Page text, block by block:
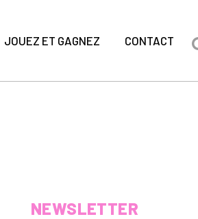
JOUEZ ET GAGNEZ CONTACT
NEWSLETTER